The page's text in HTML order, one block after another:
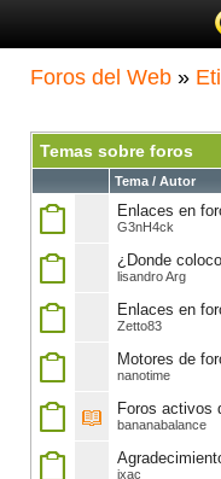
Foros del Web »
Temas sobre foros
Tema / Autor
Enlaces en
G3nH4ck
¿Donde
lisandro Arg
Enlaces en
Zetto83
Motores de
nanotime
Foros activos
bananabalance
ixac